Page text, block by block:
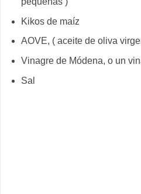
Kikos de maíz
AOVE, ( aceite de oliva
Vinagre de Módena, o un
Sal